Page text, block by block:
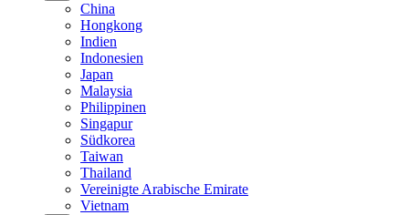
China
Hongkong
Indien
Indonesien
Japan
Malaysia
Philippinen
Singapur
Südkorea
Taiwan
Thailand
Vereinigte Arabische Emirate
Vietnam